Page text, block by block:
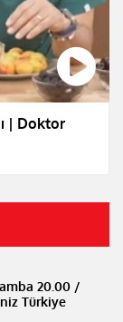
| Doktor
20.00 /
Türkiye